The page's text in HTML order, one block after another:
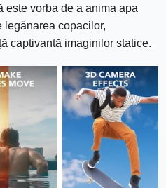
este vorba de a anima apa
legănarea copacilor,
captivantă imaginilor statice.